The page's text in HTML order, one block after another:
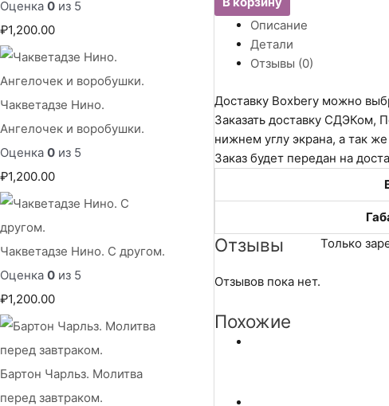
Оценка 0 из 5
₽1,200.00
Чакветадзе Нино.
Ангелочек и воробушки.
Оценка 0 из 5
₽1,200.00
Чакветадзе Нино. С другом.
Оценка 0 из 5
₽1,200.00
Бартон Чарльз. Молитва
перед завтраком.
Нино.
прятки.
Описание
Детали
Отзывы (0)
Доставку Boxbery можно
Заказать доставку СДЭКом,
нижнем углу экрана, а так
Заказ будет передан на
Отзывы
Отзывов пока нет.
Только
Похожие